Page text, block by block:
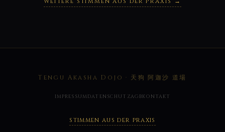
Tengu Akasha Dojo · 天狗 阿迦沙 道場
IMPRESSUM DATENSCHUTZAGBKONTAKT
STIMMEN AUS DER PRAXIS